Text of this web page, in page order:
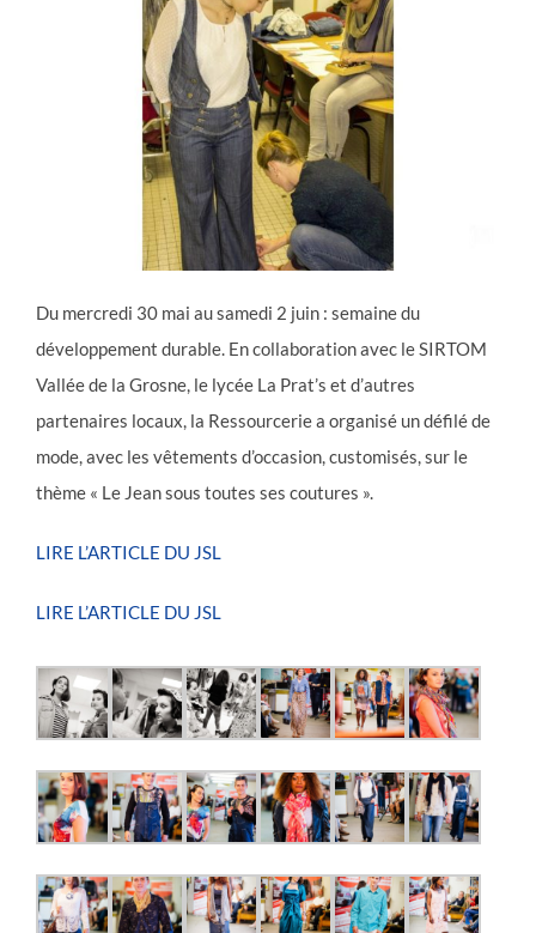
Du mercredi 30 mai au samedi 2 juin : semaine du
développement durable. En collaboration avec le SIRTOM
Vallée de la Grosne, le lycée La Prat’s et d’autres
partenaires locaux, la Ressourcerie a organisé un défilé de
mode, avec les vêtements d’occasion, customisés, sur le
thème « Le Jean sous toutes ses coutures ».
LIRE L’ARTICLE DU JSL
LIRE L’ARTICLE DU JSL